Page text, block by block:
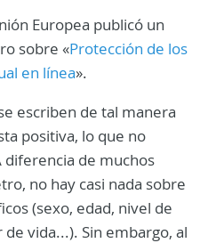
Europea publicó un
sobre «Protección de los
en línea».
escriben de tal manera
positiva, lo que no
diferencia de muchos
no hay casi nada sobre
(sexo, edad, nivel de
vida...). Sin embargo, al